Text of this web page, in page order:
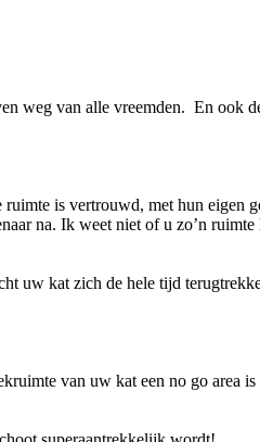
weg van alle vreemden. En ook
is vertrouwd, met hun eigen
na. Ik weet niet of u zo’n
uw kat zich de hele tijd
van uw kat een no go area